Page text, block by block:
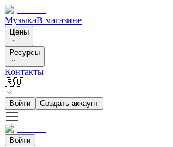
МузыкаВ магазине
Цены
Ресурсы
Контакты
🇷🇺
Войти Создать аккаунт
Войти